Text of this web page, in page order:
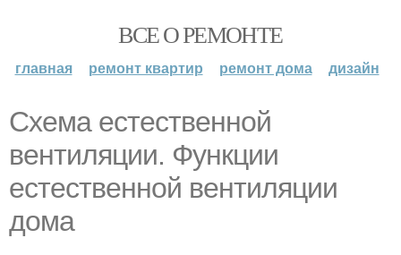
ВСЕ О РЕМОНТЕ
главная ремонт квартир ремонт дома дизайн
Схема естественной
вентиляции. Функции
естественной вентиляции
дома